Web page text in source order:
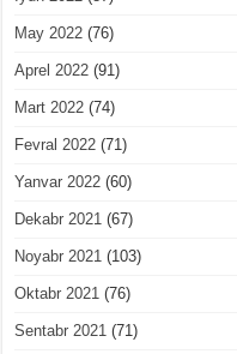
May 2022 (76)
Aprel 2022 (91)
Mart 2022 (74)
Fevral 2022 (71)
Yanvar 2022 (60)
Dekabr 2021 (67)
Noyabr 2021 (103)
Oktabr 2021 (76)
Sentabr 2021 (71)